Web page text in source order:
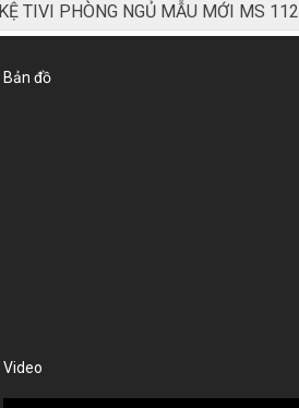
KỆ TIVI PHÒNG NGỦ MẪU MỚI MS 112
Bản đồ
Video